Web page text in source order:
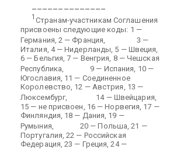
1 Странам-участникам Соглашения
присвоены следующие коды: 1 —
Германия, 2 — Франция,
3 —
Италия, 4 — Нидерланды, 5 — Швеция,
6 — Бельгия, 7 — Венгрия, 8 — Чешская
Республика,
9 — Испания, 10 —
Югославия, 11 — Соединенное
Королевство, 12 — Австрия, 13 —
Люксембург,
14 — Швейцария,
15 — не присвоен, 16 — Норвегия, 17 —
Финляндия, 18 — Дания, 19 —
Румыния,
20 — Польша, 21 —
Португалия, 22 — Российская
Федерация, 23 — Греция, 24 —